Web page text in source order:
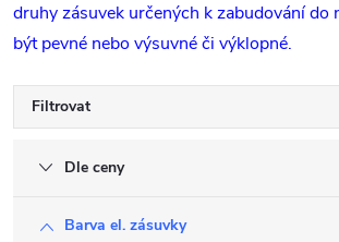
druhy zásuvek určených k zabudování do
být pevné nebo výsuvné či výklopné.
Filtrovat
Dle ceny
Barva el. zásuvky